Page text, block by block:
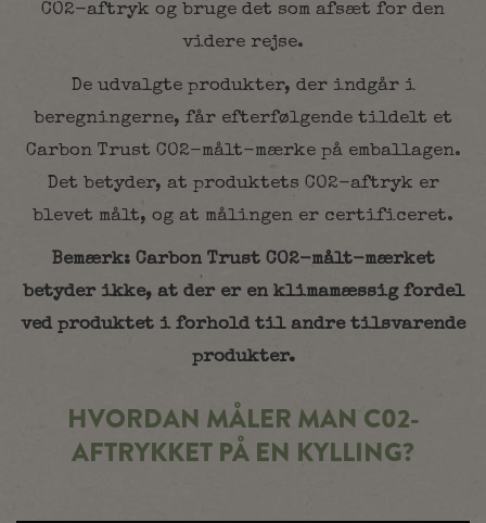
CO2-aftryk og bruge det som afsæt for den
videre rejse.
De udvalgte produkter, der indgår i
beregningerne, får efterfølgende tildelt et
Carbon Trust CO2-målt-mærke på emballagen.
Det betyder, at produktets CO2-aftryk er
blevet målt, og at målingen er certificeret.
Bemærk: Carbon Trust CO2-målt-mærket
betyder ikke, at der er en klimamæssig fordel
ved produktet i forhold til andre tilsvarende
produkter.
HVORDAN MÅLER MAN C02-
AFTRYKKET PÅ EN KYLLING?